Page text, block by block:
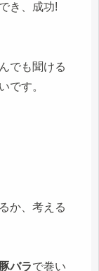
き、成功!
でも聞ける
です。
か、考える
バラで巻い